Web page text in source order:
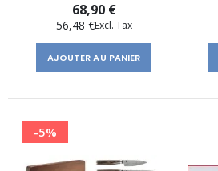
68,90 €
56,48 €
AJOUTER AU PANIER
-5%